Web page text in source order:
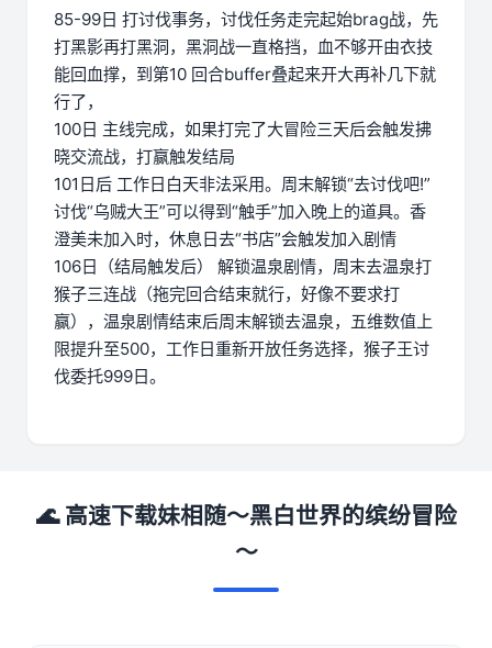
85-99日 打讨伐事务，讨伐任务走完起始brag战，先
打黑影再打黑洞，黑洞战一直格挡，血不够开由衣技
能回血撑，到第10 回合buffer叠起来开大再补几下就
行了，
100日 主线完成，如果打完了大冒险三天后会触发拂
晓交流战，打赢触发结局
101日后 工作日白天非法采用。周末解锁“去讨伐吧!”
讨伐“乌贼大王”可以得到“触手”加入晚上的道具。香
澄美未加入时，休息日去“书店”会触发加入剧情
106日（结局触发后） 解锁温泉剧情，周末去温泉打
猴子三连战（拖完回合结束就行，好像不要求打
赢），温泉剧情结束后周末解锁去温泉，五维数值上
限提升至500，工作日重新开放任务选择，猴子王讨
伐委托999日。
🌊 高速下载妹相随～黑白世界的缤纷冒险
～